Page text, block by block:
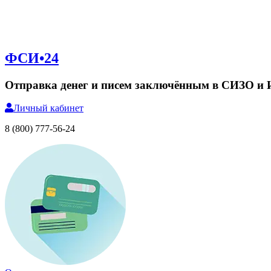
ФСИ•24
Отправка денег и писем заключённым в СИЗО и
Личный кабинет
8 (800) 777-56-24